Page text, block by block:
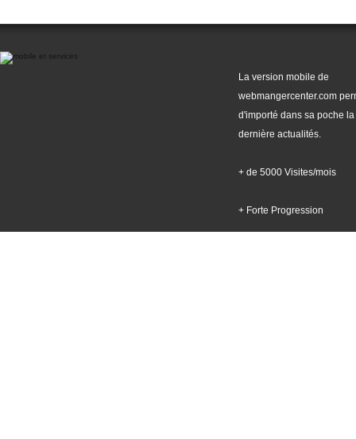
La version mobile de
webmangercenter.com
d'importé dans sa poche la
dernière actualités.
+ de 5000 Visites/mois
+ Forte Progression